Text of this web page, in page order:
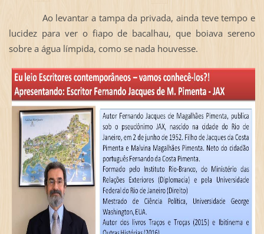
Ao levantar a tampa da privada, ainda teve tempo e
lucidez para ver o fiapo de bacalhau, que boiava sereno
sobre a água límpida, como se nada houvesse.